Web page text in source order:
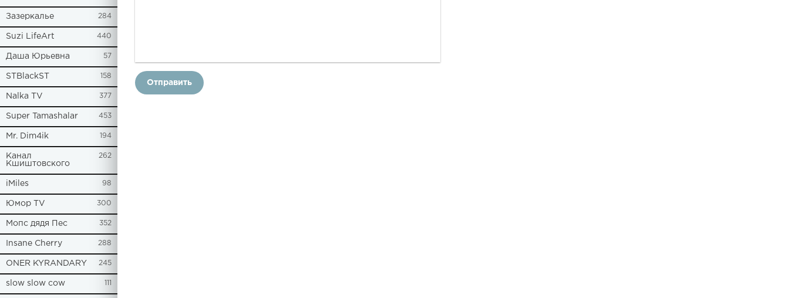
Зазеркалье 284
Suzi LifeArt 440
Даша Юрьевна 57
STBlackST 158
Nalka TV 377
Super Tamashalar 453
Mr. Dim4ik 194
Канал
Кшиштовского
262
iMiles 98
Юмор TV 300
Мопс дядя Пес 352
Insane Cherry 288
ONER KYRANDARY 245
slow slow cow 111
Отправить